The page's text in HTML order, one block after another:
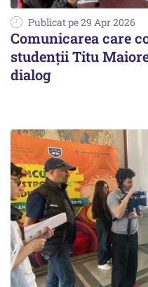
Publicat pe 29 Apr 2026
Comunicarea care
studenții Titu
dialog